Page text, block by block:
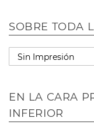
SOBRE TODA
EN LA CARA
INFERIOR